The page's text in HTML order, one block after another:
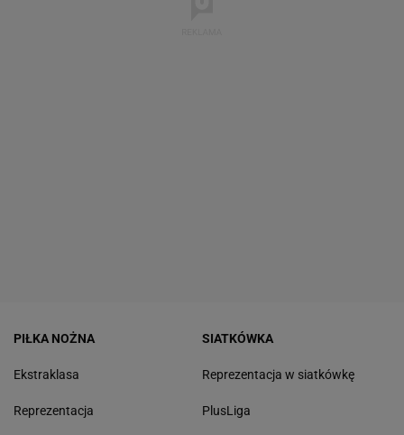
PIŁKA NOŻNA
Ekstraklasa
Reprezentacja
SIATKÓWKA
Reprezentacja w siatkówkę
PlusLiga